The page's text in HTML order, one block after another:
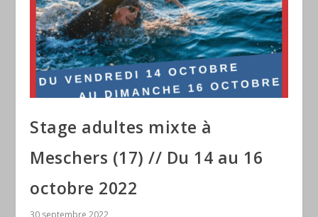
Stage adultes mixte à
Meschers (17) // Du 14 au 16
octobre 2022